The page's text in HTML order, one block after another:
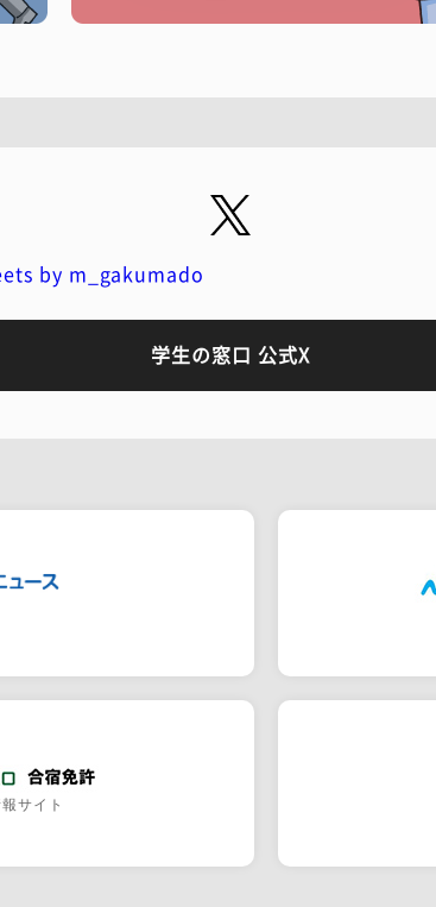
by m_gakumado
学生の窓口 公式X
サイト